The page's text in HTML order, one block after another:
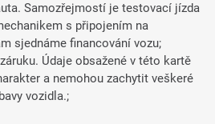
Samozřejmostí je testovací jízda
s připojením na
sjednáme financování vozu;
Údaje obsažené v této kartě
a nemohou zachytit veškeré
vozidla.;